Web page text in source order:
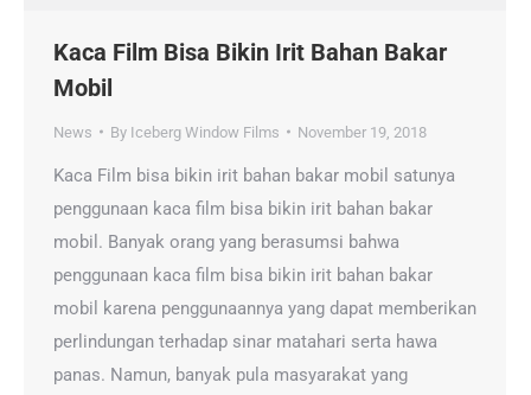
Kaca Film Bisa Bikin Irit Bahan Bakar
Mobil
News By Iceberg Window Films November 19, 2018
Kaca Film bisa bikin irit bahan bakar mobil satunya
penggunaan kaca film bisa bikin irit bahan bakar
mobil. Banyak orang yang berasumsi bahwa
penggunaan kaca film bisa bikin irit bahan bakar
mobil karena penggunaannya yang dapat memberikan
perlindungan terhadap sinar matahari serta hawa
panas. Namun, banyak pula masyarakat yang